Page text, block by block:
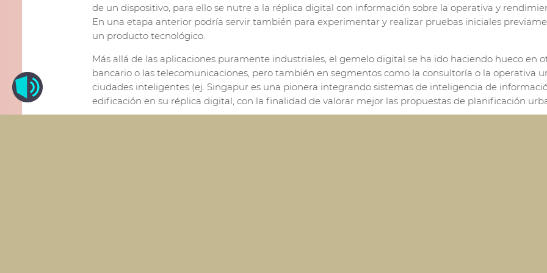
de un dispositivo, para ello se nutre a la réplica digital con información sobre la operativa y
En una etapa anterior podría servir también para experimentar y realizar pruebas iniciales
un producto tecnológico.
Más allá de las aplicaciones puramente industriales, el gemelo digital se ha ido haciendo hueco en
bancario o las telecomunicaciones, pero también en segmentos como la consultoría o la operativa
ciudades inteligentes (ej. Singapur es una pionera integrando sistemas de inteligencia de
edificación en su réplica digital, con la finalidad de valorar mejor las propuestas de planificación